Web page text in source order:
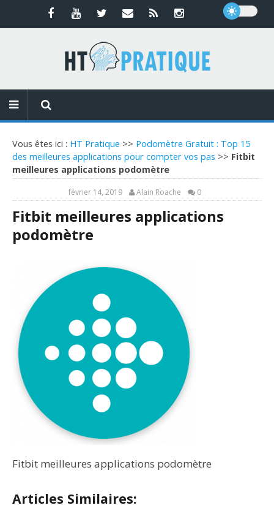
Vous êtes ici : HT Pratique >> Podomètre Gratuit : Top 15
des meilleures applications pour compter vos pas >> Fitbit
meilleures applications podomètre
février 14, 2019 Alain Roache 0
Fitbit meilleures applications
podomètre
Fitbit meilleures applications podomètre
Articles Similaires: